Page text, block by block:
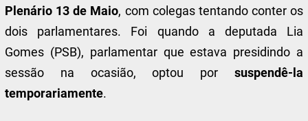
Plenário 13 de Maio, com colegas tentando conter os
dois parlamentares. Foi quando a deputada Lia
Gomes (PSB), parlamentar que estava presidindo a
sessão na ocasião, optou por suspendê-la
temporariamente.